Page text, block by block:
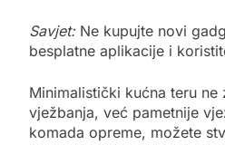
Savjet:Ne kupujte novi
besplatne aplikacije i
Minimalistički kućna teru ne
vježbanja, već pametnije
komada opreme, možete